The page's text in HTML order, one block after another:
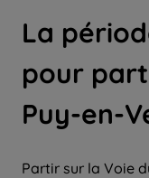
La
pour
Puy-en-
Partir sur la Voie